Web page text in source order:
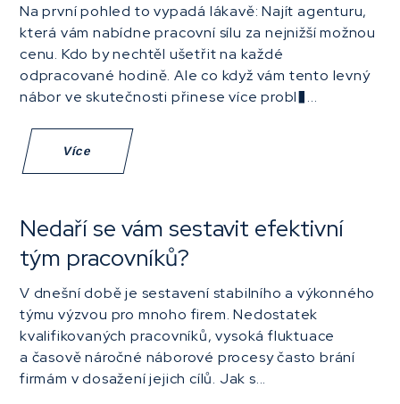
Na první pohled to vypadá lákavě: Najít agenturu,
která vám nabídne pracovní sílu za nejnižší možnou
cenu. Kdo by nechtěl ušetřit na každé
odpracované hodině. Ale co když vám tento levný
nábor ve skutečnosti přinese více probl�...
Více
Nedaří se vám sestavit efektivní
tým pracovníků?
V dnešní době je sestavení stabilního a výkonného
týmu výzvou pro mnoho firem. Nedostatek
kvalifikovaných pracovníků, vysoká fluktuace
a časově náročné náborové procesy často brání
firmám v dosažení jejich cílů. Jak s...